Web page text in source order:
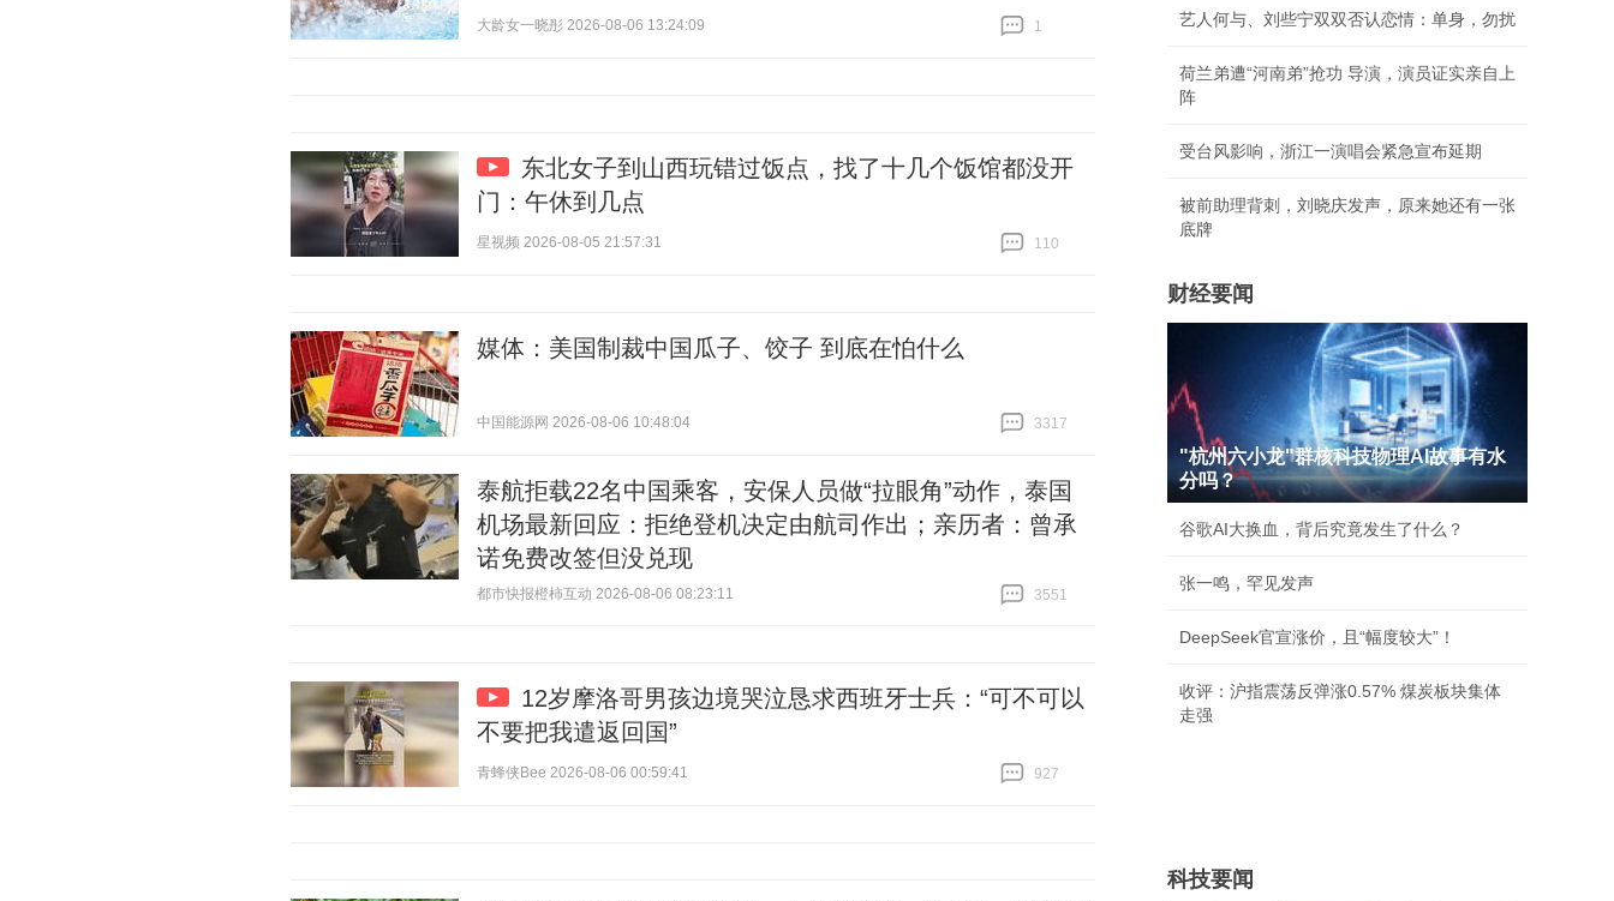
大龄女一晓彤 2026-08-06 13:24:09
1
东北女子到山西玩错过饭点，找了十几个饭馆都没开
门：午休到几点
星视频 2026-08-05 21:57:31
110
媒体：美国制裁中国瓜子、饺子 到底在怕什么
中国能源网 2026-08-06 10:48:04
3317
泰航拒载22名中国乘客，安保人员做“拉眼角”动作，泰国
机场最新回应：拒绝登机决定由航司作出；亲历者：曾承
诺免费改签但没兑现
都市快报橙柿互动 2026-08-06 08:23:11
3551
12岁摩洛哥男孩边境哭泣恳求西班牙士兵：“可不可以
不要把我遣返回国”
青蜂侠Bee 2026-08-06 00:59:41
927
艺人何与、刘些宁双双否认恋情：单身，勿扰
荷兰弟遭“河南弟”抢功 导演，演员证实亲自上
阵
受台风影响，浙江一演唱会紧急宣布延期
被前助理背刺，刘晓庆发声，原来她还有一张
底牌
财经要闻
"杭州六小龙"群核科技物理AI故事有水
分吗？
谷歌AI大换血，背后究竟发生了什么？
张一鸣，罕见发声
DeepSeek官宣涨价，且“幅度较大”！
收评：沪指震荡反弹涨0.57% 煤炭板块集体
走强
科技要闻